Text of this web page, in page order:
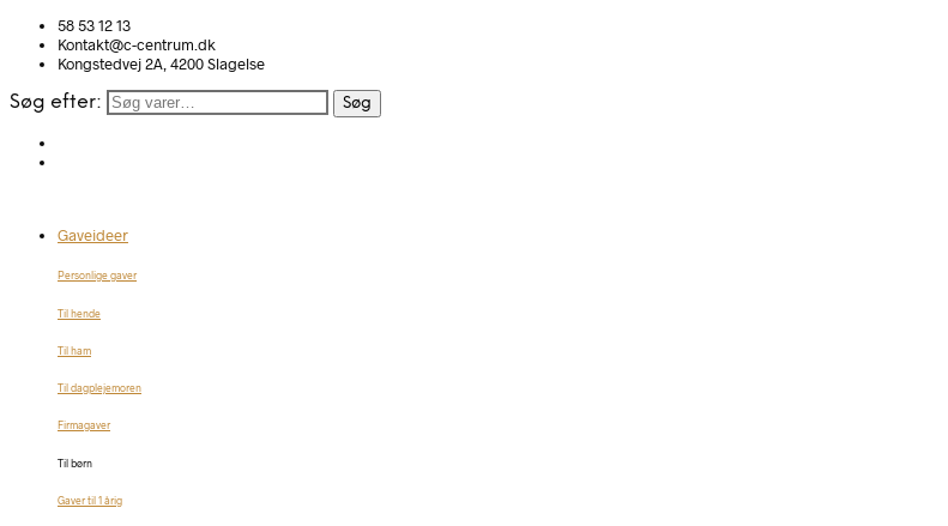
58 53 12 13
Kontakt@c-centrum.dk
Kongstedvej 2A, 4200 Slagelse
Søg efter: Søg
Gaveideer
Personlige gaver
Til hende
Til ham
Til dagplejemoren
Firmagaver
Til børn
Gaver til 1 årig